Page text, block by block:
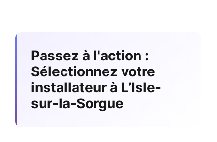
Passez à l'action :
Sélectionnez votre
installateur à L’Isle-
sur-la-Sorgue